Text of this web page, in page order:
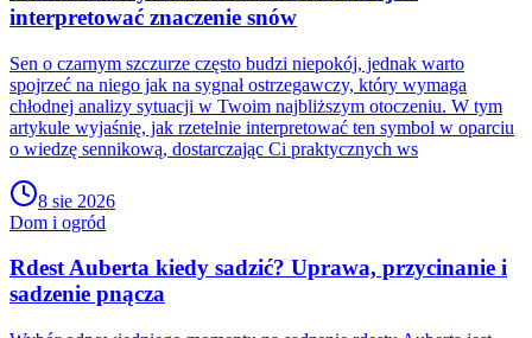
interpretować znaczenie snów
Sen o czarnym szczurze często budzi niepokój, jednak warto
spojrzeć na niego jak na sygnał ostrzegawczy, który wymaga
chłodnej analizy sytuacji w Twoim najbliższym otoczeniu. W tym
artykule wyjaśnię, jak rzetelnie interpretować ten symbol w oparciu
o wiedzę sennikową, dostarczając Ci praktycznych ws
8 sie 2026
Dom i ogród
Rdest Auberta kiedy sadzić? Uprawa, przycinanie i
sadzenie pnącza